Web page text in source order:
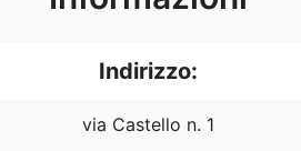
Indirizzo:
via Castello n. 1